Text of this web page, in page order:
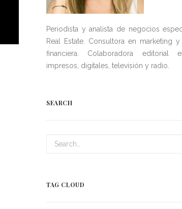
Periodista y analista de negocios
Real Estate. Consultora en marketing
financiera. Colaboradora editorial
impresos, digitales, televisión y radio.
SEARCH
TAG CLOUD